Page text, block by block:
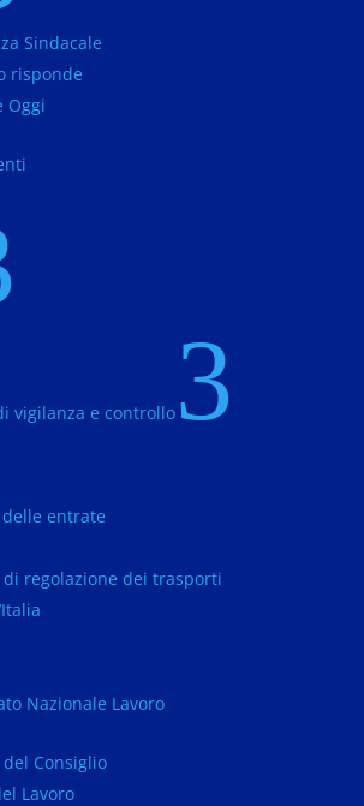
Sindacale
risponde
Oggi
vigilanza e controllo 3
entrate
regolazione dei trasporti
Nazionale Lavoro
Consiglio
Lavoro